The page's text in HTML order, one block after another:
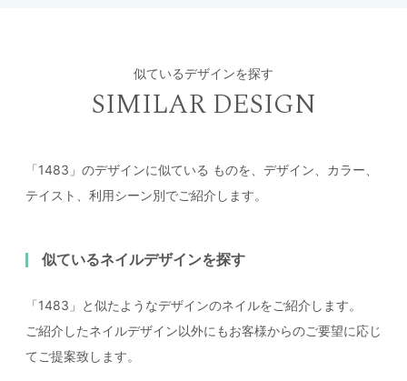
似ているデザインを探す
SIMILAR DESIGN
「1483」のデザインに似ている ものを、デザイン、カラー、
テイスト、利用シーン別でご紹介します。
似ているネイルデザインを探す
「1483」と似たようなデザインのネイルをご紹介します。
ご紹介したネイルデザイン以外にもお客様からのご要望に応じ
てご提案致します。